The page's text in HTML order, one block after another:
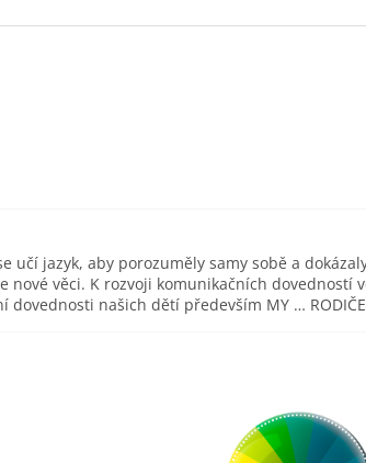
učí jazyk, aby porozuměly samy sobě a
nové věci. K rozvoji komunikačních dovedností
našich dětí především MY …